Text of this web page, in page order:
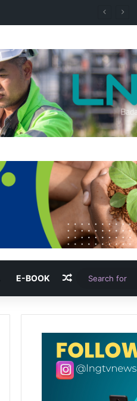
E-BOOK Random Article